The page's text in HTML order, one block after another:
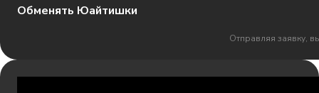
Обменять Юайтишки
Отправляя заявку,